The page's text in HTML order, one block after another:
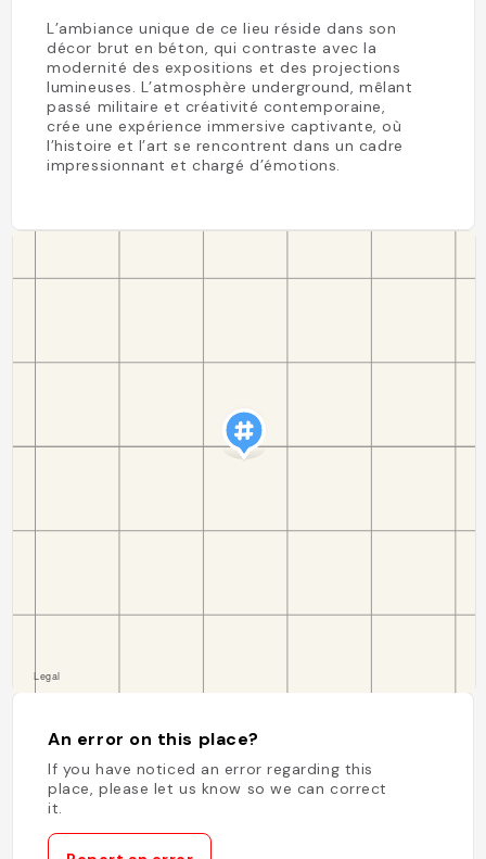
L’ambiance unique de ce lieu réside dans son
décor brut en béton, qui contraste avec la
modernité des expositions et des projections
lumineuses. L’atmosphère underground, mêlant
passé militaire et créativité contemporaine,
crée une expérience immersive captivante, où
l’histoire et l’art se rencontrent dans un cadre
impressionnant et chargé d’émotions.
An error on this place?
If you have noticed an error regarding this
place, please let us know so we can correct
it.